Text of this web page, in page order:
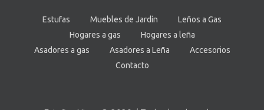
Estufas Muebles de Jardín
Leños a Gas
Hogares a gas
Hogares a leña
Asadores a gas
Asadores a Leña
Accesorios
Contacto